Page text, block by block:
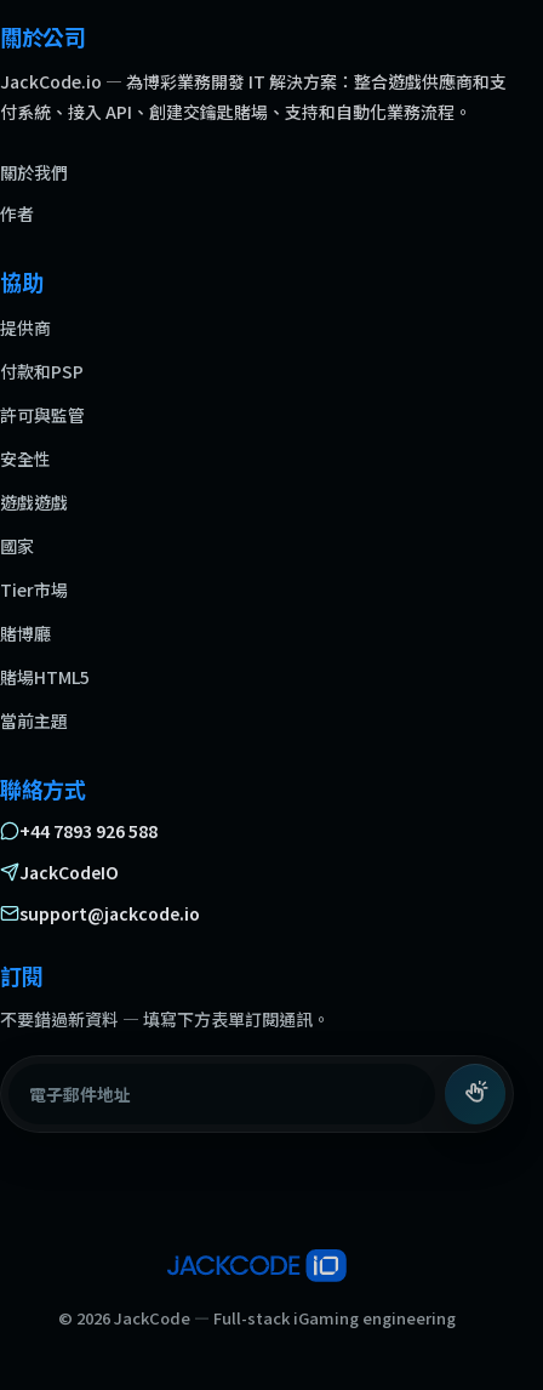
關於公司
JackCode.io — 為博彩業務開發 IT 解決方案：整合遊戲供應商和支
付系統、接入 API、創建交鑰匙賭場、支持和自動化業務流程。
關於我們
作者
協助
提供商
付款和PSP
許可與監管
安全性
遊戲遊戲
國家
Tier市場
賭博廳
賭場HTML5
當前主題
聯絡方式
+44 7893 926 588
JackCodeIO
support@jackcode.io
訂閱
不要錯過新資料 — 填寫下方表單訂閱通訊。
© 2026 JackCode — Full-stack iGaming engineering